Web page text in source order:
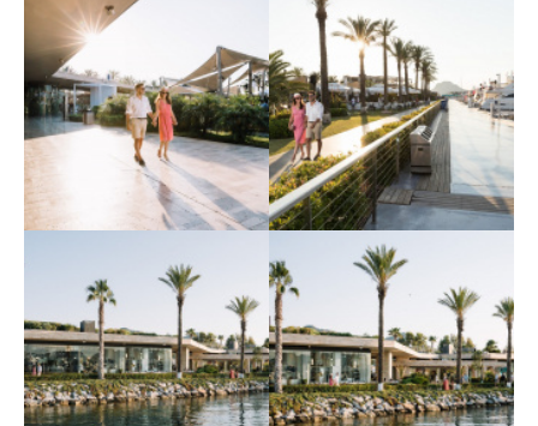
Крупнейшая марина
Средиземноморья
Yalıkavak Marina 9
Крупнейшая марина
Средиземноморья
Yalıkavak Marina 10
Крупнейшая марина
Средиземноморья
Yalıkavak Marina 11
Крупнейшая марина
Средиземноморья
Yalıkavak Marina 12